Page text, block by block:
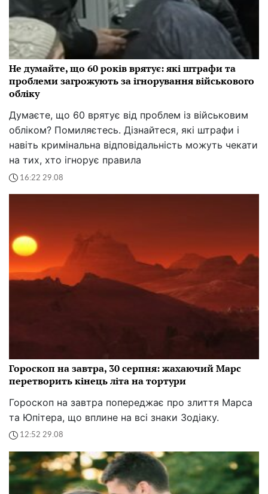
Не думайте, що 60 років врятує: які штрафи та
проблеми загрожують за ігнорування військового
обліку
Думаєте, що 60 врятує від проблем із військовим
обліком? Помиляєтесь. Дізнайтеся, які штрафи і
навіть кримінальна відповідальність можуть чекати
на тих, хто ігнорує правила
16:22 29.08
Гороскоп на завтра, 30 серпня: жахаючий Марс
перетворить кінець літа на тортури
Гороскоп на завтра попереджає про злиття Марса
та Юпітера, що вплине на всі знаки Зодіаку.
12:52 29.08